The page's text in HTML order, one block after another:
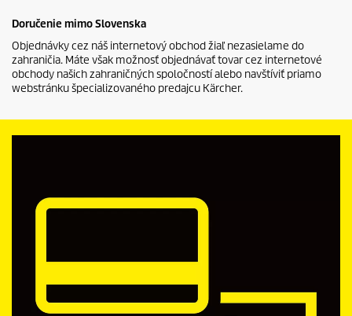
Doručenie mimo Slovenska
Objednávky cez náš internetový obchod žiaľ nezasielame do
zahraničia. Máte však možnosť objednávať tovar cez internetové
obchody našich zahraničných spoločností alebo navštíviť priamo
webstránku špecializovaného predajcu Kärcher.